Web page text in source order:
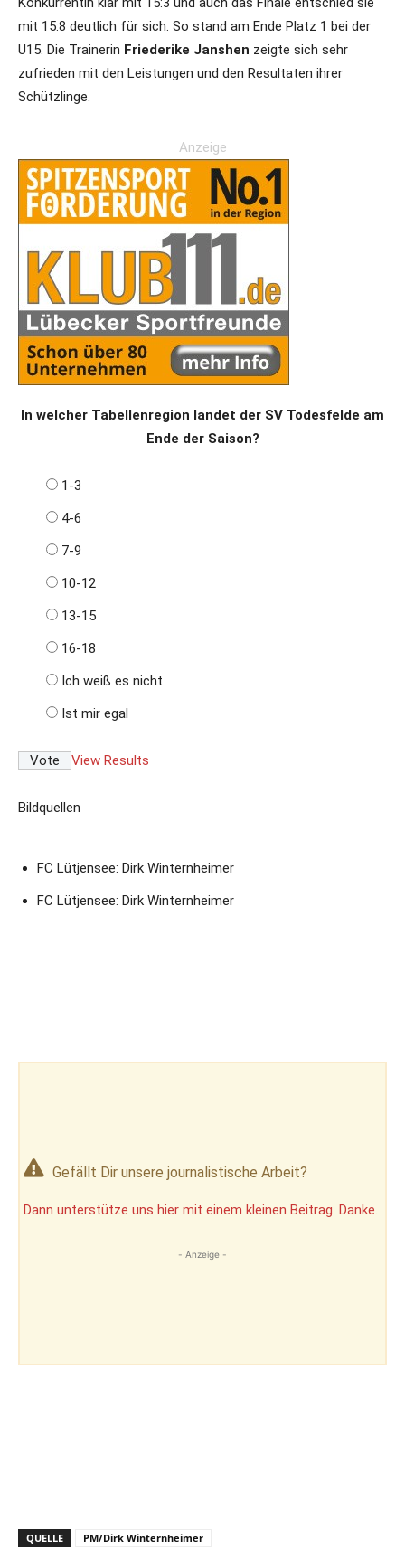
mit 15:8 deutlich für sich. So stand am Ende Platz 1 bei der
U15. Die Trainerin Friederike Janshen zeigte sich sehr
zufrieden mit den Leistungen und den Resultaten ihrer
Schützlinge.
Anzeige
In welcher Tabellenregion landet der SV Todesfelde am
Ende der Saison?
1-3
4-6
7-9
10-12
13-15
16-18
Ich weiß es nicht
Ist mir egal
View Results
Bildquellen
FC Lütjensee: Dirk Winternheimer
FC Lütjensee: Dirk Winternheimer
Gefällt Dir unsere journalistische Arbeit?
Dann unterstütze uns hier mit einem kleinen Beitrag. Danke.
- Anzeige -
QUELLE PM/Dirk Winternheimer